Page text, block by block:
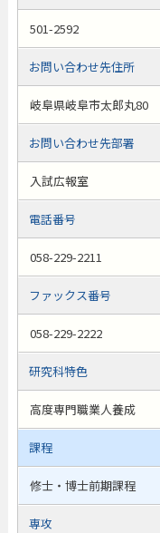
501-2592
お問い合わせ先住所
岐阜県岐阜市太郎丸80
お問い合わせ先部署
入試広報室
電話番号
058-229-2211
ファックス番号
058-229-2222
研究科特色
高度専門職業人養成
課程
修士・博士前期課程
専攻